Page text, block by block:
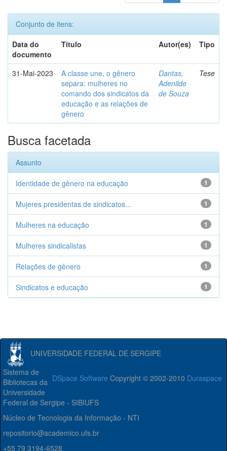
Conjunto de itens:
Data do
documento
Título Autor(es) Tipo
31-Mai-2023
A classe une, o gênero
separa: mulheres no
comando dos sindicatos da
educação e as relações de
gênero
Dantas,
Adenilde
de Souza
Tese
Busca facetada
Assunto
1
Identidade de gênero na educação
1
Mujeres presidentas de sindicatos...
1
Mulheres na educação
1
Mulheres sindicalistas
1
Relações de gênero
1
Sindicatos e educação
UNIVERSIDADE FEDERAL DE SERGIPE
DSpace Software Copyright © 2002-2010 Duraspace
Sistema de
Bibliotecas da
Universidade
Federal de Sergipe - SIBIUFS
Núcleo de Tecnologia da Informação - NTI
repositorio@academico.ufs.br
+55 79 3194-6528